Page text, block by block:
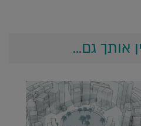
אותך גם...